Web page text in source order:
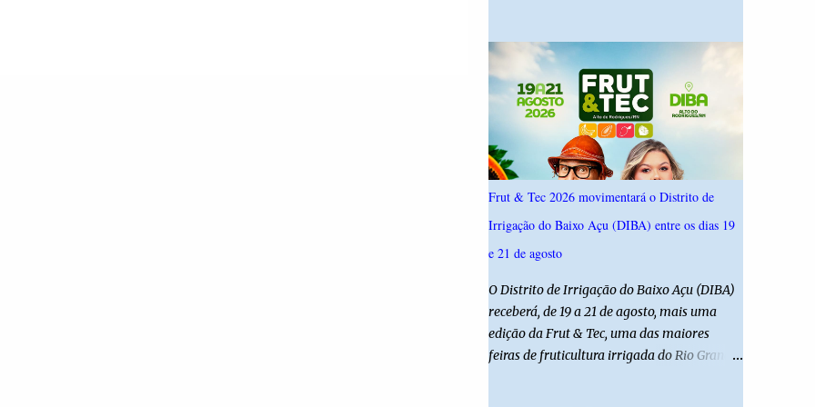
nota, a Polícia Militar manifestou
solidariedade à vítima e aos familiares e
destacou q...
somaram 6,4% e outros 43,8% não
souberam responder. A pesquisa IPSsensus
ouviu 1.500 eleitores em todas as regiões do
Rio Grande do Norte entre os dias 18 e 22 de
junho de 2026. O levantamento possui
margem de erro de 2,5 pontos percentuais e
nível de confiança de 95%. Registro no TSE:
RN-09520/2026
Frut & Tec 2026 movimentará o Distrito de
Irrigação do Baixo Açu (DIBA) entre os dias 19
e 21 de agosto
O Distrito de Irrigação do Baixo Açu (DIBA)
receberá, de 19 a 21 de agosto, mais uma
edição da Frut & Tec, uma das maiores
feiras de fruticultura irrigada do Rio Grande